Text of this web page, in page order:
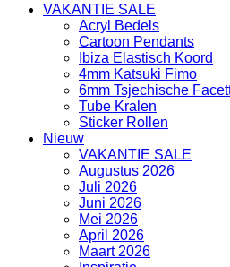
VAKANTIE SALE
Acryl Bedels
Cartoon Pendants
Ibiza Elastisch Koord
4mm Katsuki Fimo
6mm Tsjechische
Tube Kralen
Sticker Rollen
Nieuw
VAKANTIE SALE
Augustus 2026
Juli 2026
Juni 2026
Mei 2026
April 2026
Maart 2026